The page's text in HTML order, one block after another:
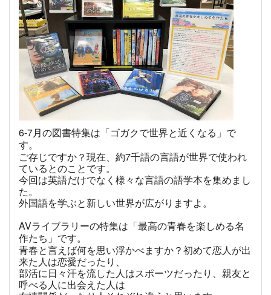
6-7月の図書特集は「ゴガクで世界と近くなる」で
す。
ご存じですか？現在、約7千語の言語が世界で使われ
ているとのことです。
今回は英語だけでなく様々な言語の語学本を集めまし
た。
外国語を学ぶと新しい世界が広がりますよ。
AVライブラリーの特集は「最高の青春を楽しめる名
作たち」です。
青春と言えば何を思い浮かべますか？初めて恋人が出
来た人は恋愛だったり、
部活に日々汗を流した人はスポーツだったり、親友と
呼べる人に出会えた人は